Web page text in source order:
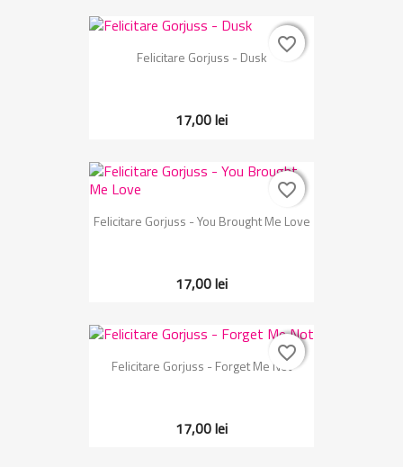
Felicitare Gorjuss - Dusk
17,00 lei
favorite_border
favorite_border
Felicitare Gorjuss - You Brought Me Love
17,00 lei
favorite_border
favorite_border
Felicitare Gorjuss - Forget Me Not
17,00 lei
favorite_border
favorite_border